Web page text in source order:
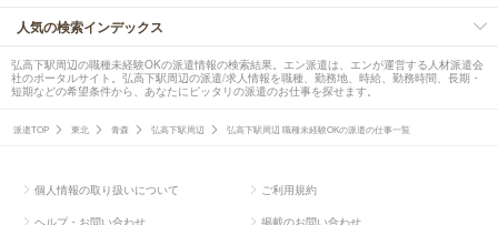
人気の検索インデックス
弘高下駅周辺の職種未経験OKの派遣情報の検索結果。エン派遣は、エンが運営する人材派遣会
社のポータルサイト。弘高下駅周辺の派遣/求人情報を職種、勤務地、時給、勤務時間、長期・
短期などの希望条件から、あなたにピッタリの派遣のお仕事を探せます。
派遣TOP 東北 青森 弘高下駅周辺 弘高下駅周辺 職種未経験OKの派遣の仕事一覧
個人情報の取り扱いについて ご利用規約
ヘルプ・お問い合わせ 掲載のお問い合わせ